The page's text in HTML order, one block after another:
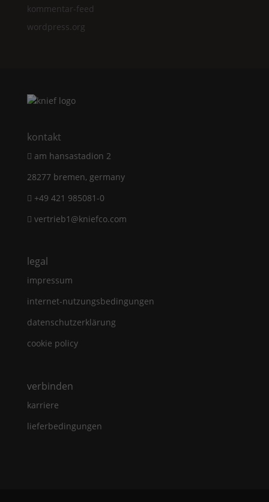
kommentar-feed
wordpress.org
kontakt
am hansastadion 2
28277 bremen, germany
+49 421 985081-0
vertrieb1@kniefco.com
legal
impressum
internet-nutzungsbedingungen
datenschutzerklärung
cookie policy
verbinden
karriere
lieferbedingungen